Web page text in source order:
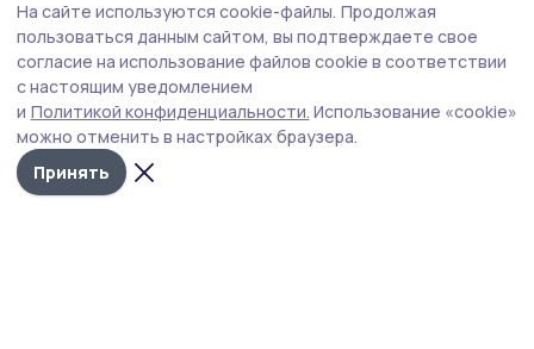
На сайте используются cookie-файлы. Продолжая
пользоваться данным сайтом, вы подтверждаете свое
согласие на использование файлов cookie в соответствии
с настоящим уведомлением
и Политикой конфиденциальности. Использование «cookie»
можно отменить в настройках браузера.
Принять